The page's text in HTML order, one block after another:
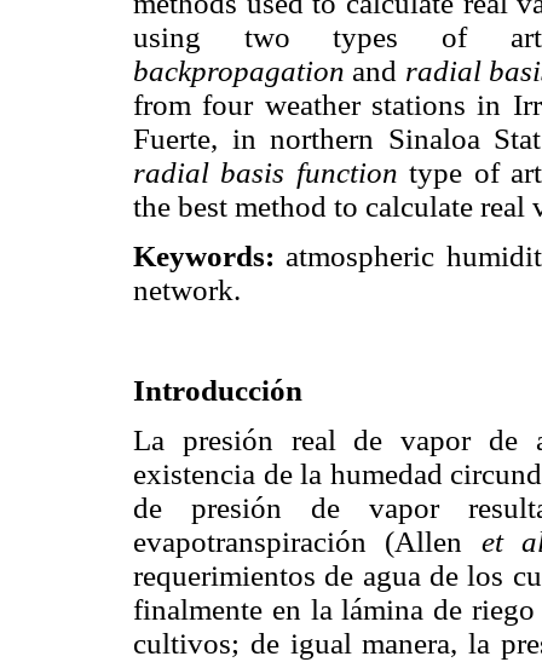
using two types of
backpropagation and radial
from four weather stations in
Fuerte, in northern Sinaloa
radial basis function type of
the best method to calculate real
Keywords: atmospheric
network.
Introducción
La presión real de vapor de
existencia de la humedad
de presión de vapor
evapotranspiración (Allen et
requerimientos de agua de los
finalmente en la lámina de
cultivos; de igual manera, la